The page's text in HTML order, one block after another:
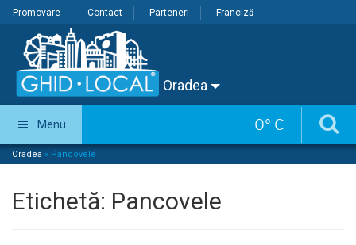
Promovare Contact Parteneri Franciză
Oradea
0° C
Menu
Oradea » Pancovele
Etichetă: Pancovele